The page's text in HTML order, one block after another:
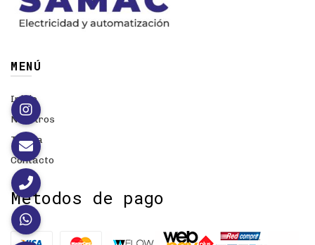
MENÚ
Inicio
Nosotros
Tienda
Contacto
Métodos de pago